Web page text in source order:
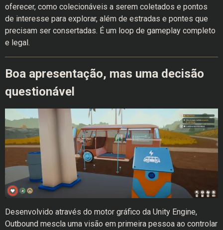
oferecer, como colecionáveis a serem coletados e pontos
de interesse para explorar, além de estradas e pontes que
precisam ser consertadas. É um loop de gameplay completo
e legal.
Boa apresentação, mas uma decisão
questionável
Desenvolvido através do motor gráfico da Unity Engine,
Outbound mescla uma visão em primeira pessoa ao controlar